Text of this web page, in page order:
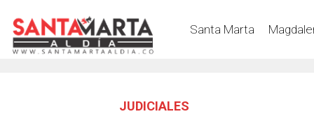
Santa Marta
JUDICIALES